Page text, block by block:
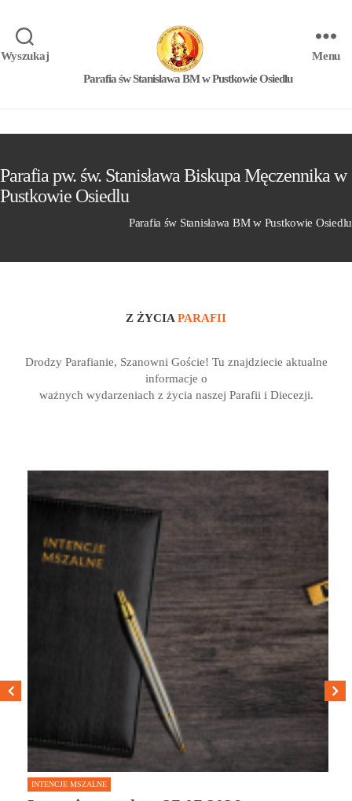
Wyszukaj
Parafia św Stanisława BM w Pustkowie Osiedlu
Menu
Parafia pw. św. Stanisława Biskupa Męczennika w
Pustkowie Osiedlu
Parafia św Stanisława BM w Pustkowie Osiedlu
Z ŻYCIA PARAFII
Drodzy Parafianie, Szanowni Goście! Tu znajdziecie aktualne
informacje o
ważnych wydarzeniach z życia naszej Parafii i Diecezji.
INTENCJE MSZALNE